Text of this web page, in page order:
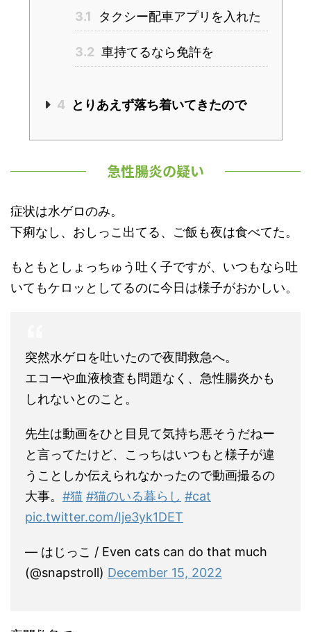
3.1 タクシー配車アプリを入れた
3.2 車持てるなら免許を
4 とりあえず落ち着いてきたので
急性腸炎の疑い
症状は水ゲロのみ。
下痢なし、おしっこ出てる、ご飯も夜は食べてた。
もともとしょっちゅう吐く子ですが、いつもなら吐
いてもケロッとしてるのに今日は様子がおかしい。
突然水ゲロを吐いたので夜間救急へ。
エコーや血液検査も問題なく、急性腸炎かも
しれないとのこと。
先生は動画をひと目見て気持ち悪そうだねー
と言ってたけど、こっちはいつもと様子が違
うことしか伝えられなかったので動画撮るの
大事。 #猫 #猫のいる暮らし #cat
pic.twitter.com/Ije3yk1DET
— はじっこ / Even cats can do that much
(@snapstroll) December 15, 2022